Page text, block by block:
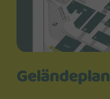
Geländeplan